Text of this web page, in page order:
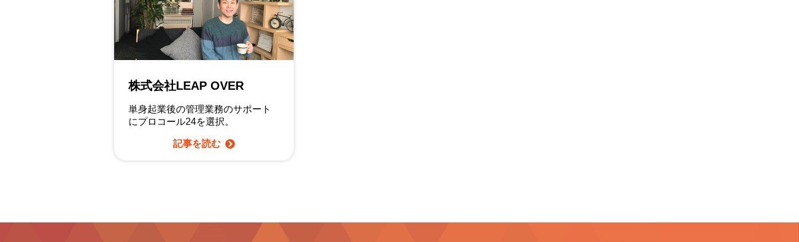
株式会社LEAP OVER
単身起業後の管理業務のサポート
にプロコール24を選択。
記事を読む